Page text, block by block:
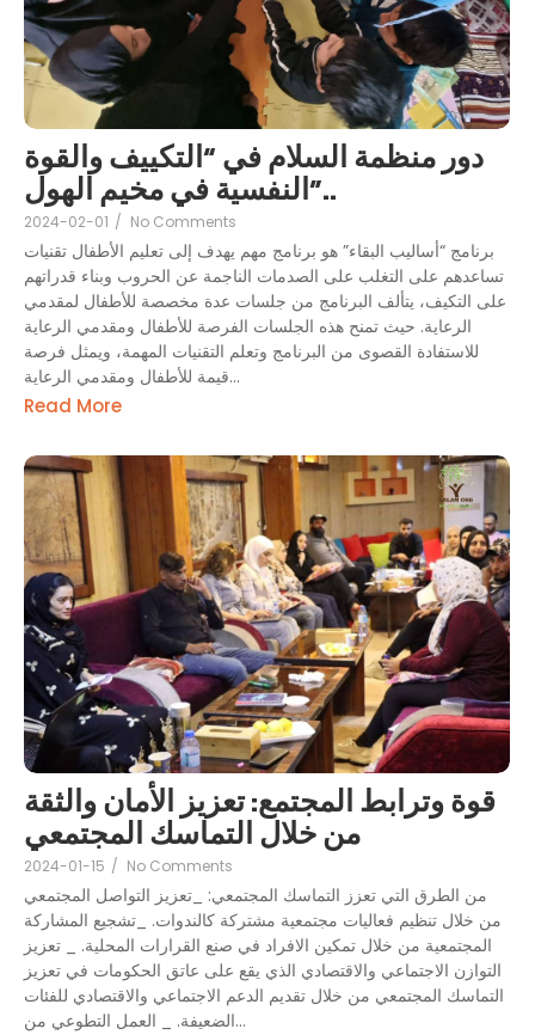
دور منظمة السلام في “التكييف والقوة
النفسية في مخيم الهول”..
2024-02-01 / No Comments
برنامج “أساليب البقاء” هو برنامج مهم يهدف إلى تعليم الأطفال تقنيات
تساعدهم على التغلب على الصدمات الناجمة عن الحروب وبناء قدراتهم
على التكيف، يتألف البرنامج من جلسات عدة مخصصة للأطفال لمقدمي
الرعاية. حيث تمنح هذه الجلسات الفرصة للأطفال ومقدمي الرعاية
للاستفادة القصوى من البرنامج وتعلم التقنيات المهمة، ويمثل فرصة
قيمة للأطفال ومقدمي الرعاية...
Read More
قوة وترابط المجتمع: تعزيز الأمان والثقة
من خلال التماسك المجتمعي
2024-01-15 / No Comments
من الطرق التي تعزز التماسك المجتمعي: _تعزيز التواصل المجتمعي
من خلال تنظيم فعاليات مجتمعية مشتركة كالندوات. _تشجيع المشاركة
المجتمعية من خلال تمكين الافراد في صنع القرارات المحلية. _ تعزيز
التوازن الاجتماعي والاقتصادي الذي يقع على عاتق الحكومات في تعزيز
التماسك المجتمعي من خلال تقديم الدعم الاجتماعي والاقتصادي للفئات
الضعيفة. _ العمل التطوعي من...